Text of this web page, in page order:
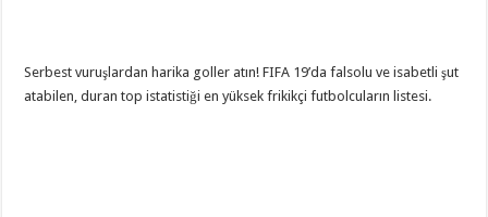
Serbest vuruşlardan harika goller atın! FIFA 19’da falsolu ve isabetli şut
atabilen, duran top istatistiği en yüksek frikikçi futbolcuların listesi.